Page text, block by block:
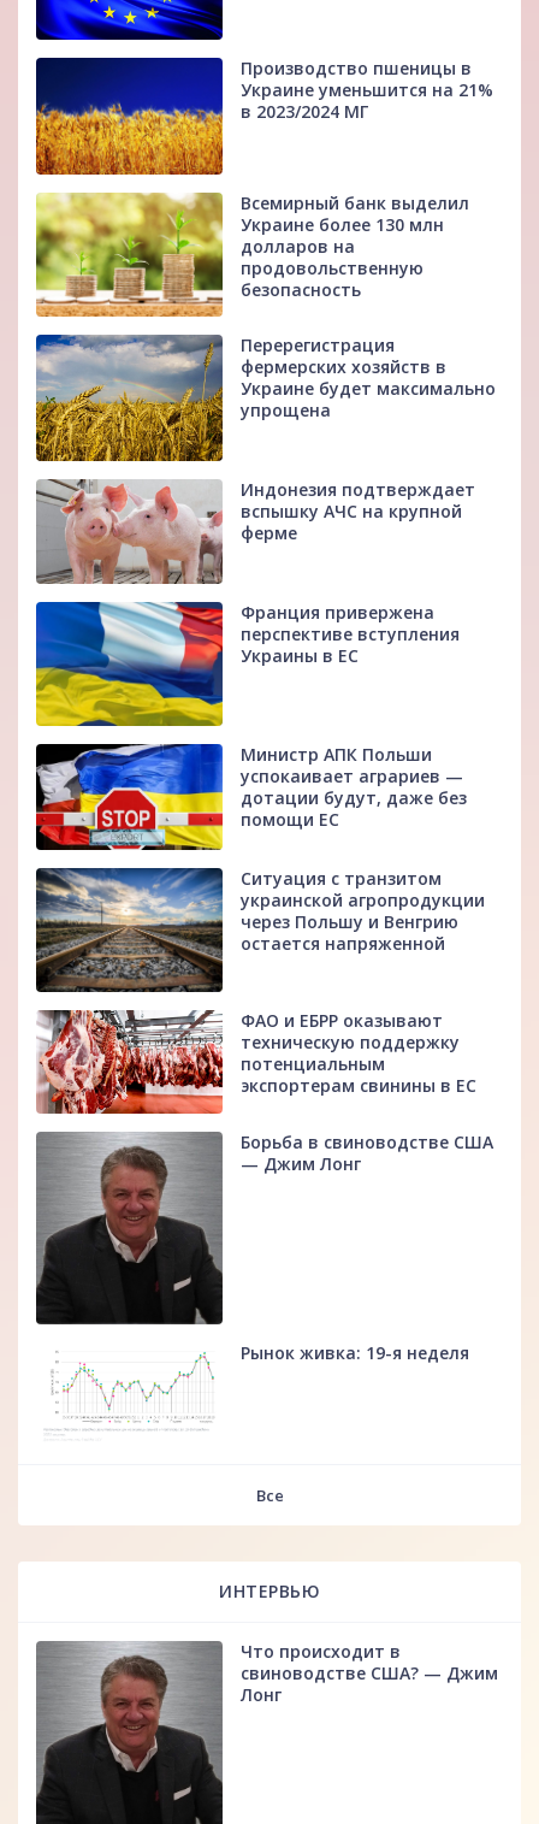
Производство пшеницы в
Украине уменьшится на 21%
в 2023/2024 МГ
Всемирный банк выделил
Украине более 130 млн
долларов на
продовольственную
безопасность
Перерегистрация
фермерских хозяйств в
Украине будет максимально
упрощена
Индонезия подтверждает
вспышку АЧС на крупной
ферме
Франция привержена
перспективе вступления
Украины в ЕС
Министр АПК Польши
успокаивает аграриев —
дотации будут, даже без
помощи ЕС
Ситуация с транзитом
украинской агропродукции
через Польшу и Венгрию
остается напряженной
ФАО и ЕБРР оказывают
техническую поддержку
потенциальным
экспортерам свинины в ЕС
Борьба в свиноводстве США
— Джим Лонг
Рынок живка: 19-я неделя
Все
ИНТЕРВЬЮ
Что происходит в
свиноводстве США? — Джим
Лонг